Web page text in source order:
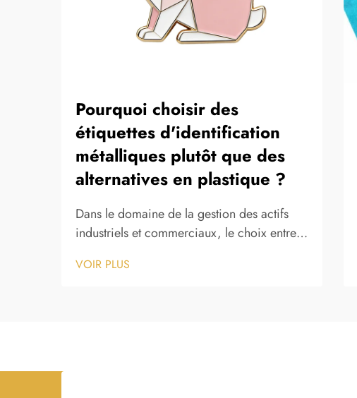
Pourquoi choisir des
étiquettes d'identification
métalliques plutôt que des
alternatives en plastique ?
Dans le domaine de la gestion des actifs
industriels et commerciaux, le choix entre
leurs alternatives en plastique constitue une
VOIR PLUS